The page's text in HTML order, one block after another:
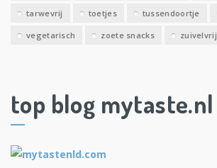
tarwevrij toetjes tussendoortje
vegetarisch zoete snacks zuivelvrij
top blog mytaste.nl